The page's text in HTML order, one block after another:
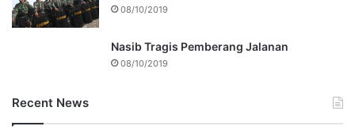
08/10/2019
Nasib Tragis Pemberang Jalanan
08/10/2019
Recent News